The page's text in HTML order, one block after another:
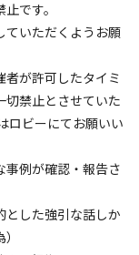
です。
ていただくようお願
が許可したタイミ
切禁止とさせていた
ロビーにてお願いい
事例が確認・報告さ
した強引な話しか